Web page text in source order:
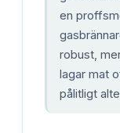
en
robust,
lagar mat
pålitligt